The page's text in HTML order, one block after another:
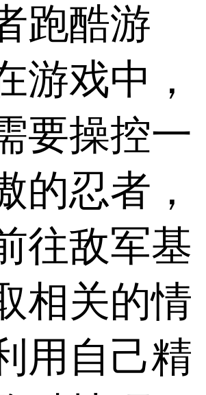
跑酷游
游戏中，
要操控一
的忍者，
往敌军基
相关的情
用自己精